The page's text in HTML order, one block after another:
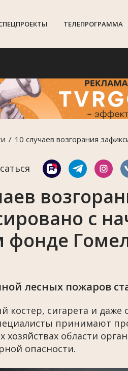
ТЕЛЕПРОГРАММА
10 случаев возгорания
с
фонде
лесных пожаров
костер, сигарета и даже
принимают
хозяйствах области
опасности.